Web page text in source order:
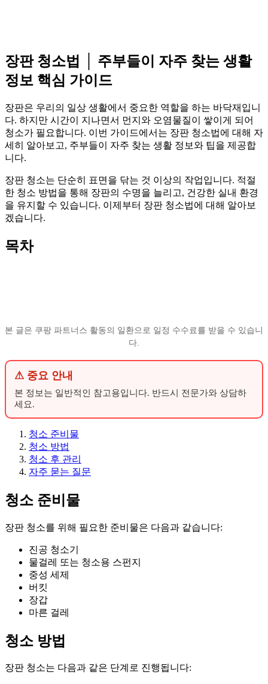
장판 청소법 │ 주부들이 자주 찾는 생활
정보 핵심 가이드
장판은 우리의 일상 생활에서 중요한 역할을 하는 바닥재입니
다. 하지만 시간이 지나면서 먼지와 오염물질이 쌓이게 되어
청소가 필요합니다. 이번 가이드에서는 장판 청소법에 대해 자
세히 알아보고, 주부들이 자주 찾는 생활 정보와 팁을 제공합
니다.
장판 청소는 단순히 표면을 닦는 것 이상의 작업입니다. 적절
한 청소 방법을 통해 장판의 수명을 늘리고, 건강한 실내 환경
을 유지할 수 있습니다. 이제부터 장판 청소법에 대해 알아보
겠습니다.
목차
본 글은 쿠팡 파트너스 활동의 일환으로 일정 수수료를 받을 수 있습니
다.
⚠ 중요 안내
본 정보는 일반적인 참고용입니다. 반드시 전문가와 상담하
세요.
청소 준비물
청소 방법
청소 후 관리
자주 묻는 질문
청소 준비물
장판 청소를 위해 필요한 준비물은 다음과 같습니다:
진공 청소기
물걸레 또는 청소용 스펀지
중성 세제
버킷
장갑
마른 걸레
청소 방법
장판 청소는 다음과 같은 단계로 진행됩니다: